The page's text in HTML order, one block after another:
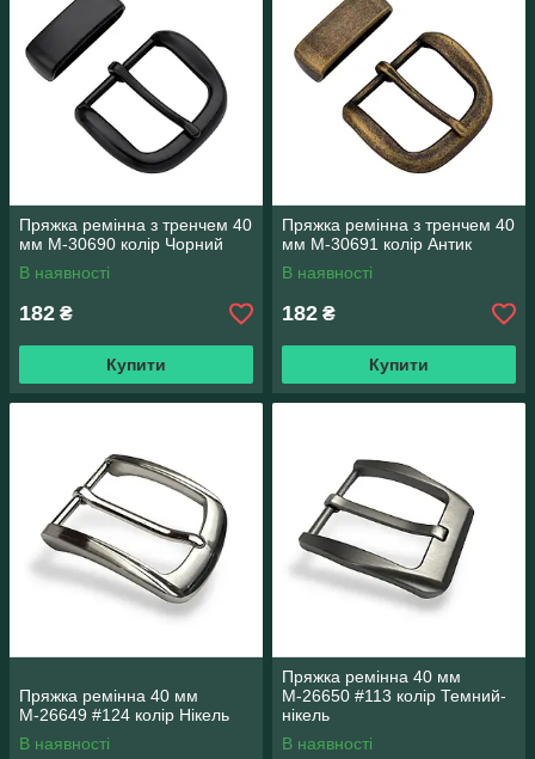
Пряжка ремінна з тренчем 40
мм М-30690 колір Чорний
В наявності
182 ₴
Купити
Пряжка ремінна з тренчем 40
мм М-30691 колір Антик
В наявності
182 ₴
Купити
Пряжка ремінна 40 мм
М-26649 #124 колір Нікель
В наявності
Пряжка ремінна 40 мм
М-26650 #113 колір Темний-
нікель
В наявності